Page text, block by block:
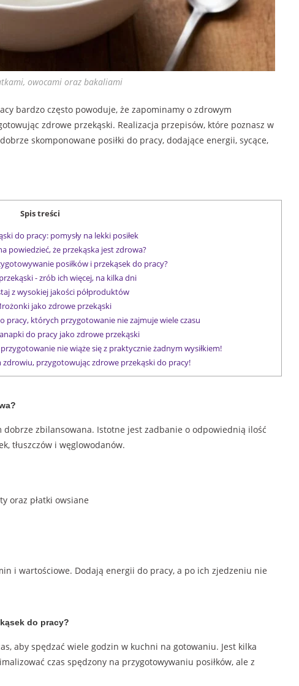
owocami oraz bakaliami
bardzo często powoduje, że zapominamy o zdrowym
zdrowe przekąski. Realizacja przepisów, które poznasz w
skomponowane posiłki do pracy, dodające energii, sycące,
Spis treści
do pracy: pomysły na lekki posiłek
powiedzieć, że przekąska jest zdrowa?
posiłków i przekąsek do pracy?
- zrób ich więcej, na kilka dni
z wysokiej jakości półproduktów
jako zdrowe przekąski
pracy, których przygotowanie nie zajmuje wiele czasu
do pracy jako zdrowe przekąski
nie wiąże się z praktycznie żadnym wysiłkiem!
zdrowiu, przygotowując zdrowe przekąski do pracy!
zbilansowana. Istotne jest zadbanie o odpowiednią ilość
tłuszczów i węglowodanów.
oraz płatki owsiane
i wartościowe. Dodają energii do pracy, a po ich zjedzeniu nie
do pracy?
aby spędzać wiele godzin w kuchni na gotowaniu. Jest kilka
czas spędzony na przygotowywaniu posiłków, ale z